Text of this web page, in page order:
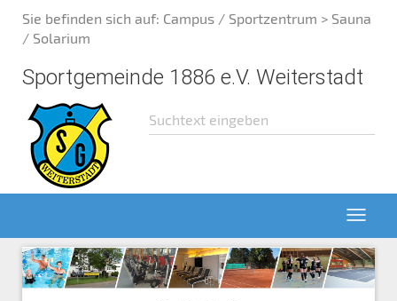
Sie befinden sich auf: Campus / Sportzentrum > Sauna
/ Solarium
Sportgemeinde 1886 e.V. Weiterstadt